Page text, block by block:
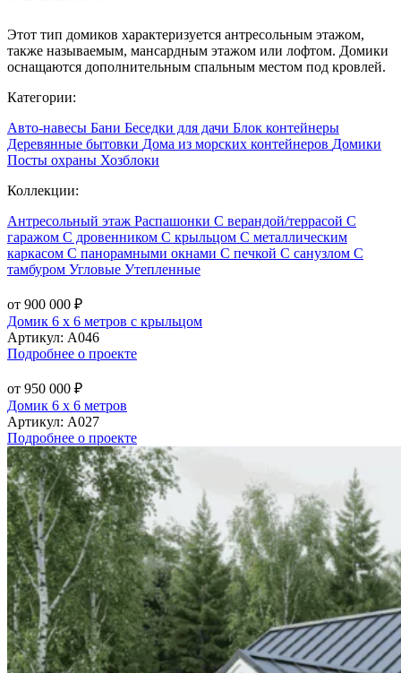
Этот тип домиков характеризуется антресольным этажом,
также называемым, мансардным этажом или лофтом. Домики
оснащаются дополнительным спальным местом под кровлей.
Категории:
Авто-навесы Бани Беседки для дачи Блок контейнеры
Деревянные бытовки Дома из морских контейнеров Домики
Посты охраны Хозблоки
Коллекции:
Антресольный этаж Распашонки С верандой/террасой С
гаражом С дровенником С крыльцом С металлическим
каркасом С панорамными окнами С печкой С санузлом С
тамбуром Угловые Утепленные
от 900 000 ₽
Домик 6 х 6 метров с крыльцом
Артикул: А046
Подробнее о проекте
от 950 000 ₽
Домик 6 х 6 метров
Артикул: А027
Подробнее о проекте